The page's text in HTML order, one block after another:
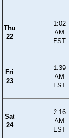
Thu
22
1:02
AM
EST
Fri
23
1:39
AM
EST
Sat
24
2:16
AM
EST